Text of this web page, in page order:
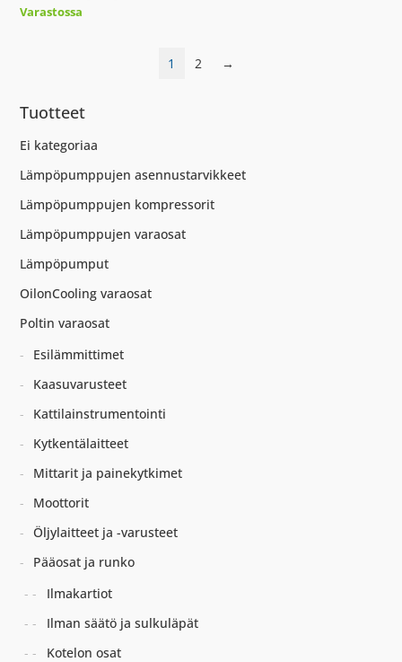
Varastossa
1 2 →
Tuotteet
Ei kategoriaa
Lämpöpumppujen asennustarvikkeet
Lämpöpumppujen kompressorit
Lämpöpumppujen varaosat
Lämpöpumput
OilonCooling varaosat
Poltin varaosat
Esilämmittimet
Kaasuvarusteet
Kattilainstrumentointi
Kytkentälaitteet
Mittarit ja painekytkimet
Moottorit
Öljylaitteet ja -varusteet
Pääosat ja runko
Ilmakartiot
Ilman säätö ja sulkuläpät
Kotelon osat